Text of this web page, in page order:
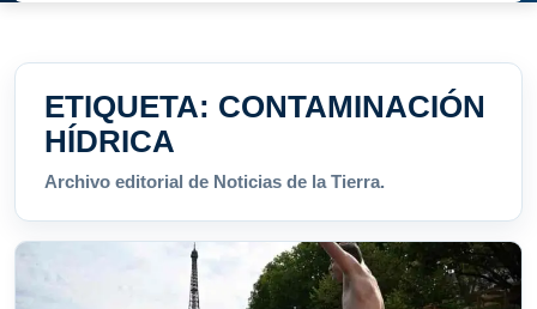
ETIQUETA: CONTAMINACIÓN
HÍDRICA
Archivo editorial de Noticias de la Tierra.